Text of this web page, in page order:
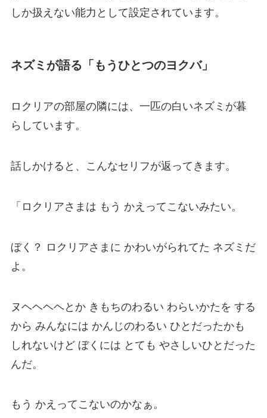
しか扱えない能力として設定されています。
ネズミが語る「もうひとつのヨクバ」
ロクリアの部屋の隣には、一匹の白いネズミが暮
らしています。
話しかけると、こんなセリフが返ってきます。
「ロクリアさまは もう かえってこないみたい。
ぼく？ ロクリアさまに かわいがられてた ネズミだ
よ。
ヌヘヘヘヘとか きもちのわるい わらいかたを する
から みんなには かんじのわるい ひとだったかも
しれないけど ぼくには とても やさしいひとだった
んだ。
もう かえってこないのかなぁ。